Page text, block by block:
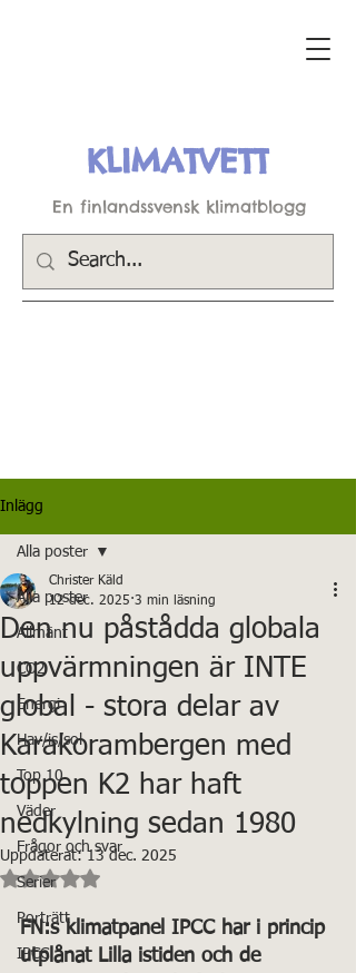
KLIMATVETT
En finlandssvensk klimatblogg
Inlägg
Alla poster
Allmänt
CO2
Energi
Hav/is/sol
Top 10
Väder
Frågor och svar
Serier
Porträtt
IPCC
Alla poster
Den nu påstådda globala
uppvärmningen är INTE
global - stora delar av
Karakorambergen med
toppen K2 har haft
nedkylning sedan 1980
Christer Käld
12 dec. 2025 3 min läsning
Uppdaterat:13 dec. 2025
Betygsatt till NaN av 5 stjärnor.
FN:s klimatpanel IPCC har i princip
utplånat Lilla istiden och de